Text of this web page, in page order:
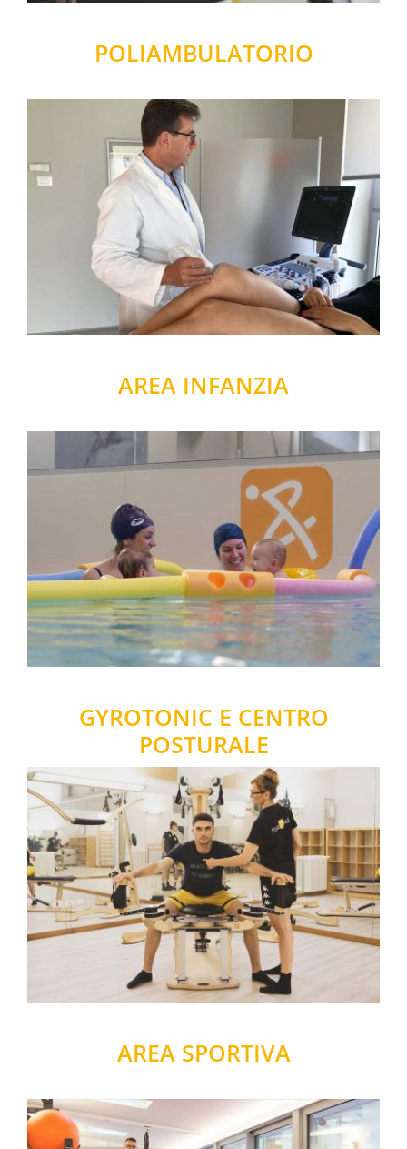
POLIAMBULATORIO
AREA INFANZIA
GYROTONIC E CENTRO
POSTURALE
AREA SPORTIVA